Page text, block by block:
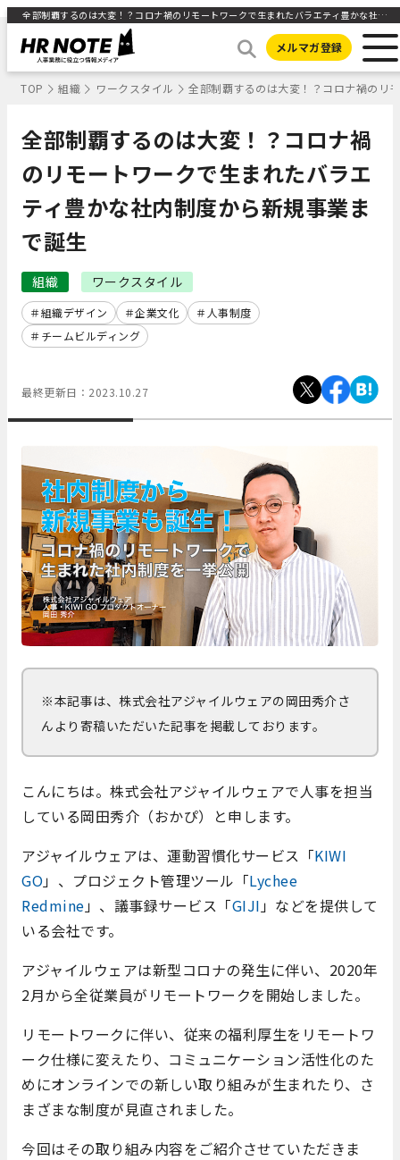
全部制覇するのは大変！？コロナ禍のリモートワークで生まれたバラエティ豊かな社内制度から新規事業まで誕生 ｜HR NOTE
メルマガ登録
TOP 組織 ワークスタイル 全部制覇するのは大変！？コロナ禍のリ
全部制覇するのは大変！？コロナ禍
のリモートワークで生まれたバラエ
ティ豊かな社内制度から新規事業ま
で誕生
組織 ワークスタイル
組織デザイン 企業文化
人事制度
チームビルディング
最終更新日： 2023.10.27
※本記事は、株式会社アジャイルウェアの岡田秀介さ
んより寄稿いただいた記事を掲載しております。
こんにちは。株式会社アジャイルウェアで人事を担当
している岡田秀介（おかぴ）と申します。
アジャイルウェアは、運動習慣化サービス「KIWI
GO」、プロジェクト管理ツール「Lychee
Redmine」、議事録サービス「GIJI」などを提供して
いる会社です。
アジャイルウェアは新型コロナの発生に伴い、2020年
2月から全従業員がリモートワークを開始しました。
リモートワークに伴い、従来の福利厚生をリモートワ
ーク仕様に変えたり、コミュニケーション活性化のた
めにオンラインでの新しい取り組みが生まれたり、さ
まざまな制度が見直されました。
今回はその取り組み内容をご紹介させていただきま